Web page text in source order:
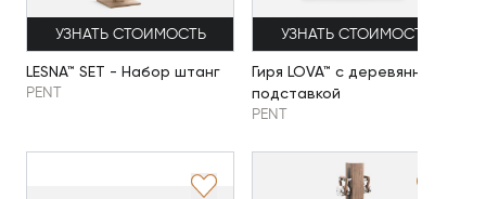
УЗНАТЬ СТОИМОСТЬ
LESNA™ SET - Набор штанг
PENT
УЗНАТЬ СТОИМОСТЬ
Гиря LOVA™ с деревянной
подставкой
PENT